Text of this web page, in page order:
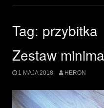
Tag: przybitka
Zestaw
1 MAJA 2018 HERON